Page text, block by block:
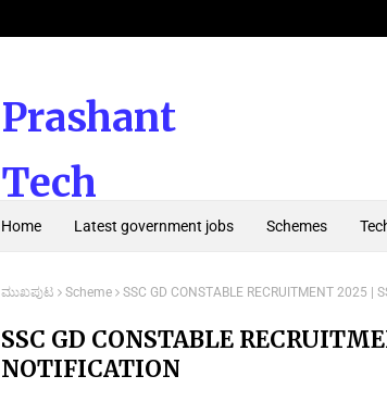
Prashant
Tech
Kannada
Home Latest government jobs Schemes
ಮುಖಪುಟ Scheme SSC GD CONSTABLE RECRUITMENT 2025 |
SSC GD CONSTABLE
NOTIFICATION